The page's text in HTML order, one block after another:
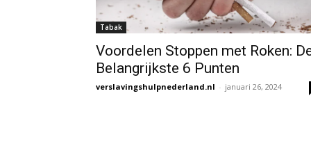
Tabak
Voordelen Stoppen met Roken:
Belangrijkste 6 Punten
verslavingshulpnederland.nl - januari 26, 2024